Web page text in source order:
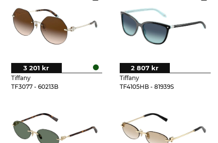
Tiffany
TF3077 - 60213B
3 201 kr
Tiffany
TF4105HB - 81939S
2 807 kr